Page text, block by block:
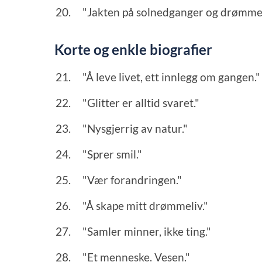
"Jakten på solnedganger og
Korte og enkle biografier
"Å leve livet, ett innlegg om gangen."
"Glitter er alltid svaret."
"Nysgjerrig av natur."
"Sprer smil."
"Vær forandringen."
"Å skape mitt drømmeliv."
"Samler minner, ikke ting."
"Et menneske. Vesen."